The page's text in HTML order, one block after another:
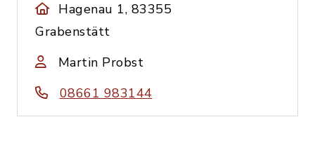
Hagenau 1, 83355
Grabenstätt
Martin Probst
08661 983144